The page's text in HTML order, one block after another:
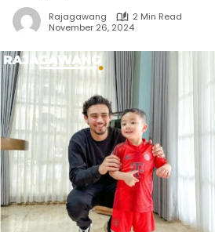
Rajagawang
2 Min Read
November 26, 2024